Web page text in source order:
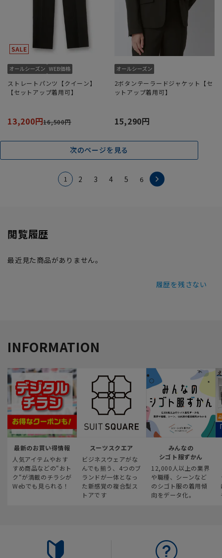
ストレートパンツ【クイーン】
【セットアップ着用可】
13,200円16,500円
2ボタンテーラードジャケット【セ
ットアップ着用可】
15,290円
次のページを見る
1 2 3 4 5 6
閲覧履歴
最近見た商品がありません。
履歴を残さない
INFORMATION
最新のお買い得情報
人気アイテムやおす
すめ商品などの“おト
ク“が満載のチラシが
Webでも見られる！
スーツスクエア
ビジネスウェアがな
んでも揃う、4つのブ
ランドが一体となっ
た新感覚の複合型ス
トアです
みんなの
シゴト服ずかん
12,000人以上の業界
や職種、シーンなど
のシゴト服の着用傾
向をデータ化。